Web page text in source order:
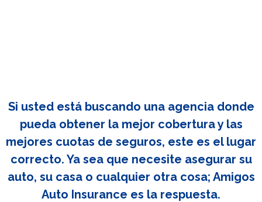
Si usted está buscando una agencia donde
pueda obtener la mejor cobertura y las
mejores cuotas de seguros, este es el lugar
correcto. Ya sea que necesite asegurar su
auto, su casa o cualquier otra cosa; Amigos
Auto Insurance es la respuesta.